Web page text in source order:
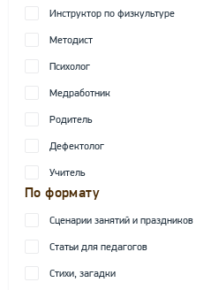
Инструктор по физкультуре
Методист
Психолог
Медработник
Родитель
Дефектолог
Учитель
По формату
Сценарии занятий и праздников
Статьи для педагогов
Стихи, загадки